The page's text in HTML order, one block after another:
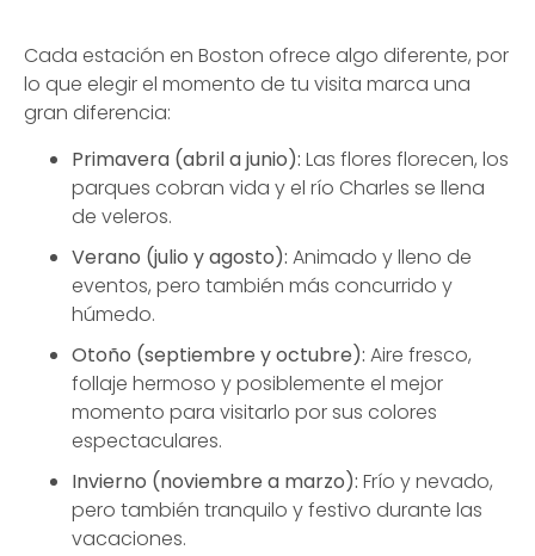
Cada estación en Boston ofrece algo diferente, por
lo que elegir el momento de tu visita marca una
gran diferencia:
Primavera (abril a junio): Las flores florecen, los
parques cobran vida y el río Charles se llena
de veleros.
Verano (julio y agosto): Animado y lleno de
eventos, pero también más concurrido y
húmedo.
Otoño (septiembre y octubre): Aire fresco,
follaje hermoso y posiblemente el mejor
momento para visitarlo por sus colores
espectaculares.
Invierno (noviembre a marzo): Frío y nevado,
pero también tranquilo y festivo durante las
vacaciones.